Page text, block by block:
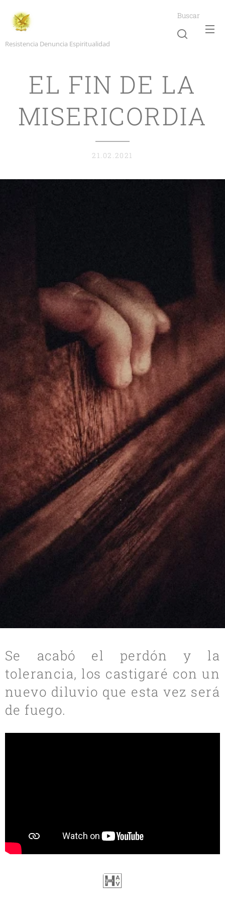
Resistencia Denuncia Espiritualidad
Buscar
EL FIN DE LA
MISERICORDIA
21.02.2021
Se acabó el perdón y la
tolerancia, los castigaré con un
nuevo diluvio que esta vez será
de fuego.